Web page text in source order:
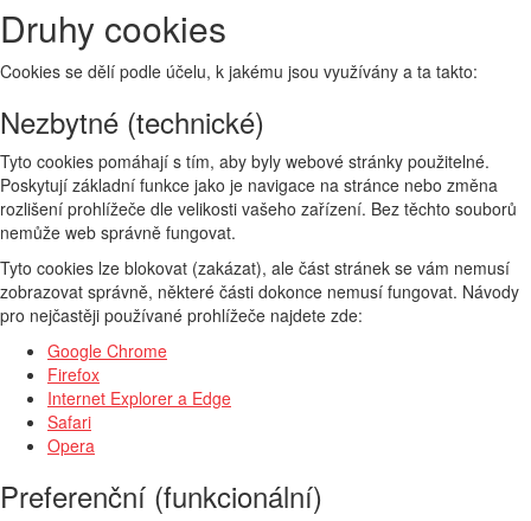
Druhy cookies
Cookies se dělí podle účelu, k jakému jsou využívány a ta takto:
Nezbytné (technické)
Tyto cookies pomáhají s tím, aby byly webové stránky použitelné.
Poskytují základní funkce jako je navigace na stránce nebo změna
rozlišení prohlížeče dle velikosti vašeho zařízení. Bez těchto souborů
nemůže web správně fungovat.
Tyto cookies lze blokovat (zakázat), ale část stránek se vám nemusí
zobrazovat správně, některé části dokonce nemusí fungovat. Návody
pro nejčastěji používané prohlížeče najdete zde:
Google Chrome
Firefox
Internet Explorer a Edge
Safari
Opera
Preferenční (funkcionální)